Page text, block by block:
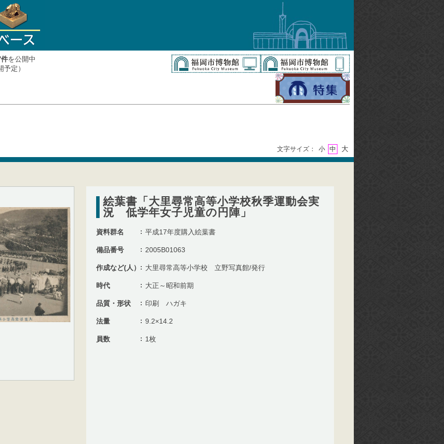
件を公開中
予定）
文字サイズ： 小 中 大
絵葉書「大里尋常高等小学校秋季運動会実
況 低学年女子児童の円陣」
資料群名 平成17年度購入絵葉書
備品番号 2005B01063
作成など(人） 大里尋常高等小学校 立野写真館/発行
時代 大正～昭和前期
品質・形状 印刷 ハガキ
法量 9.2×14.2
員数 1枚